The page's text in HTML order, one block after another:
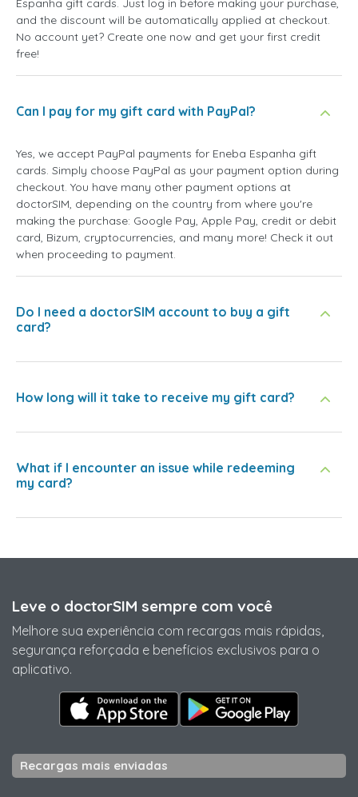
Espanha gift cards. Just log in before making your purchase,
and the discount will be automatically applied at checkout.
No account yet? Create one now and get your first credit
free!
Can I pay for my gift card with PayPal?
Yes, we accept PayPal payments for Eneba Espanha gift
cards. Simply choose PayPal as your payment option during
checkout. You have many other payment options at
doctorSIM, depending on the country from where you're
making the purchase: Google Pay, Apple Pay, credit or debit
card, Bizum, cryptocurrencies, and many more! Check it out
when proceeding to payment.
Do I need a doctorSIM account to buy a gift
card?
How long will it take to receive my gift card?
What if I encounter an issue while redeeming
my card?
Leve o doctorSIM sempre com você
Melhore sua experiência com recargas mais rápidas,
segurança reforçada e benefícios exclusivos para o
aplicativo.
Recargas mais enviadas